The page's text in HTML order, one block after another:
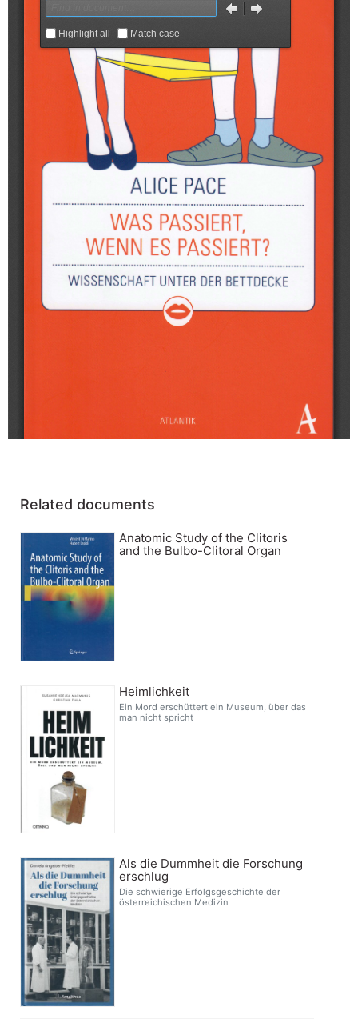
Related documents
Anatomic Study of the Clitoris
and the Bulbo-Clitoral Organ
Heimlichkeit
Ein Mord erschüttert ein Museum, über das
man nicht spricht
Als die Dummheit die Forschung
erschlug
Die schwierige Erfolgsgeschichte der
österreichischen Medizin